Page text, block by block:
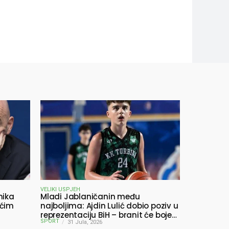
VELIKI USPJEH
Mladi Jablaničanin među
najboljima: Ajdin Lulić dobio poziv u
reprezentaciju BiH – branit će boje
BiH na Slovenia Ball
SPORT 31 Jula, 2026